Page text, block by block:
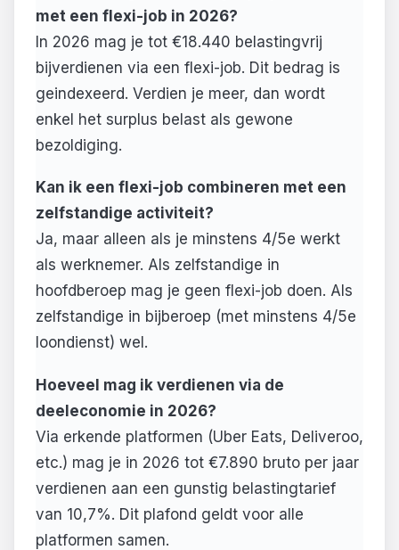
met een flexi-job in 2026?
In 2026 mag je tot €18.440 belastingvrij
bijverdienen via een flexi-job. Dit bedrag is
geindexeerd. Verdien je meer, dan wordt
enkel het surplus belast als gewone
bezoldiging.
Kan ik een flexi-job combineren met een
zelfstandige activiteit?
Ja, maar alleen als je minstens 4/5e werkt
als werknemer. Als zelfstandige in
hoofdberoep mag je geen flexi-job doen. Als
zelfstandige in bijberoep (met minstens 4/5e
loondienst) wel.
Hoeveel mag ik verdienen via de
deeleconomie in 2026?
Via erkende platformen (Uber Eats, Deliveroo,
etc.) mag je in 2026 tot €7.890 bruto per jaar
verdienen aan een gunstig belastingtarief
van 10,7%. Dit plafond geldt voor alle
platformen samen.